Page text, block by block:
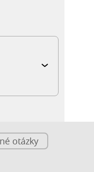
otázky